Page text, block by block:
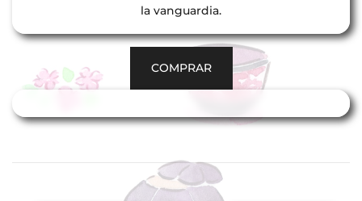
la vanguardia.
COMPRAR